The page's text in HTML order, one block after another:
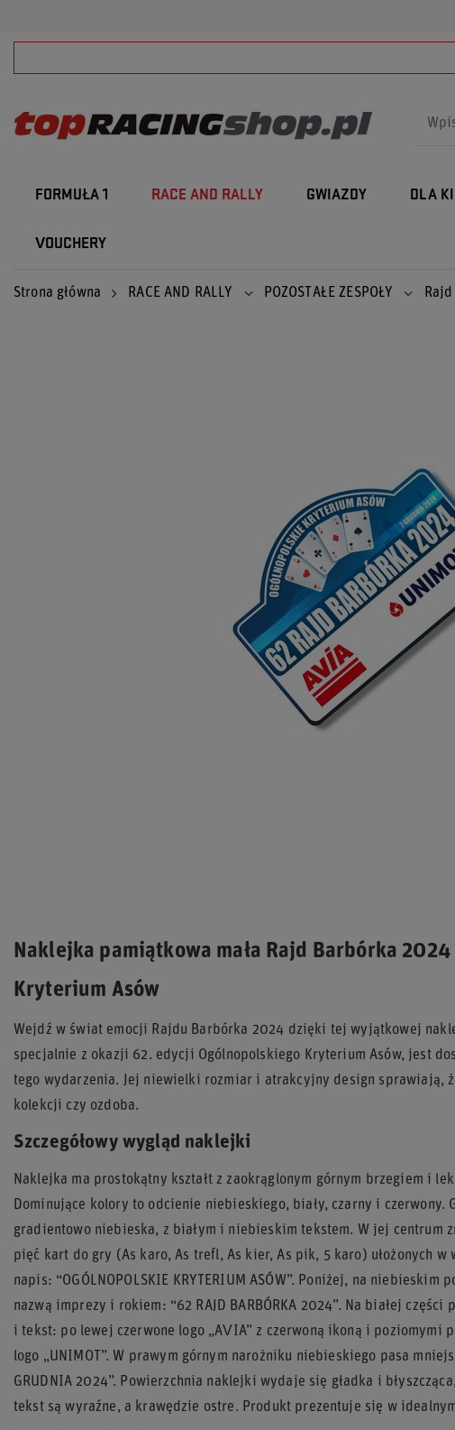
FORMUŁA 1 RACE AND RALLY GWIAZDY DLA
VOUCHERY
Strona główna RACE AND RALLY POZOSTAŁE ZESPOŁY
Naklejka pamiątkowa mała Rajd Barbórka
Kryterium Asów
Wejdź w świat emocji Rajdu Barbórka 2024 dzięki tej wyjątkowej
specjalnie z okazji 62. edycji Ogólnopolskiego Kryterium Asów, jest
tego wydarzenia. Jej niewielki rozmiar i atrakcyjny design sprawiają,
kolekcji czy ozdoba.
Szczegółowy wygląd naklejki
Naklejka ma prostokątny kształt z zaokrąglonym górnym brzegiem i
Dominujące kolory to odcienie niebieskiego, biały, czarny i czerwony.
gradientowo niebieska, z białym i niebieskim tekstem. W jej centrum
pięć kart do gry (As karo, As trefl, As kier, As pik, 5 karo) ułożonych w
napis: “OGÓLNOPOLSKIE KRYTERIUM ASÓW”. Poniżej, na
nazwą imprezy i rokiem: “62 RAJD BARBÓRKA 2024”. Na białej
i tekst: po lewej czerwone logo „AVIA” z czerwoną ikoną i poziomymi
logo „UNIMOT”. W prawym górnym narożniku niebieskiego pasa
GRUDNIA 2024”. Powierzchnia naklejki wydaje się gładka i
tekst są wyraźne, a krawędzie ostre. Produkt prezentuje się w